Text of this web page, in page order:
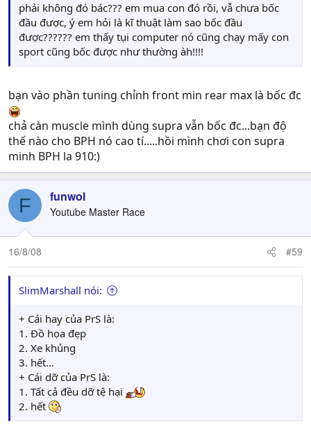
phải không đó bác??? em mua con đó rồi, vẫ chưa bốc
đầu được, ý em hỏi là kĩ thuật làm sao bốc đầu
được?????? em thấy tụi computer nó cũng chạy mấy con
sport cũng bốc được như thường àh!!!!
bạn vào phần tuning chỉnh front min rear max là bốc đc
chả càn muscle mình dùng supra vẫn bốc đc...bạn độ
thế nào cho BPH nó cao tí.....hồi mình chơi con supra
minh BPH la 910:)
F funwol
Youtube Master Race
16/8/08 #59
SlimMarshall nói:
+ Cái hay của PrS là:
1. Đồ họa đẹp
2. Xe khủng
3. hết...
+ Cái dỡ của PrS là:
1. Tất cả đều dỡ tệ hại
2. hết